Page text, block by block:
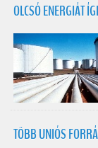
OLCSÓ ENERGIÁT
TÖBB UNIÓS